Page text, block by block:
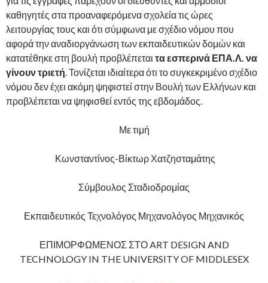
καθηγητές στα προαναφερόμενα σχολεία τις ώρες
λειτουργίας τους και ότι σύμφωνα με σχέδιο νόμου που
αφορά την αναδιοργάνωση των εκπαιδευτικών δομών και
κατατέθηκε στη βουλή προβλέπεται τα εσπερινά ΕΠΑ.Λ. να
γίνουν τριετή. Τονίζεται ιδιαίτερα ότι το συγκεκριμένο σχέδιο
νόμου δεν έχει ακόμη ψηφιστεί στην Βουλή των Ελλήνων και
προβλέπεται να ψηφισθεί εντός της εβδομάδος.
Με τιμή
Κωνσταντίνος-Βίκτωρ Χατζησταμάτης
Σύμβουλος Σταδιοδρομίας
Εκπαιδευτικός Τεχνολόγος Μηχανολόγος Μηχανικός
ΕΠΙΜΟΡΦΩΜΕΝΟΣ ΣΤΟ ART DESIGN AND
TECHNOLOGY IN THE UNIVERSITY OF MIDDLESEX